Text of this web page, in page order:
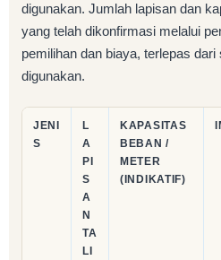
digunakan. Jumlah lapisan dan
yang telah dikonfirmasi melalui
pemilihan dan biaya, terlepas
digunakan.
JENI
S
L
A
PI
S
A
N
TA
LI
KAPASITAS
BEBAN /
METER
(INDIKATIF)